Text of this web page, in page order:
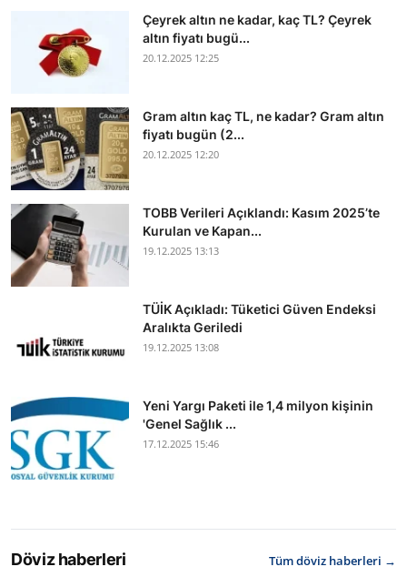
Çeyrek altın ne kadar, kaç TL? Çeyrek
altın fiyatı bugü...
20.12.2025 12:25
Gram altın kaç TL, ne kadar? Gram altın
fiyatı bugün (2...
20.12.2025 12:20
TOBB Verileri Açıklandı: Kasım 2025’te
Kurulan ve Kapan...
19.12.2025 13:13
TÜİK Açıkladı: Tüketici Güven Endeksi
Aralıkta Geriledi
19.12.2025 13:08
Yeni Yargı Paketi ile 1,4 milyon kişinin
'Genel Sağlık ...
17.12.2025 15:46
Döviz haberleri Tüm döviz haberleri →